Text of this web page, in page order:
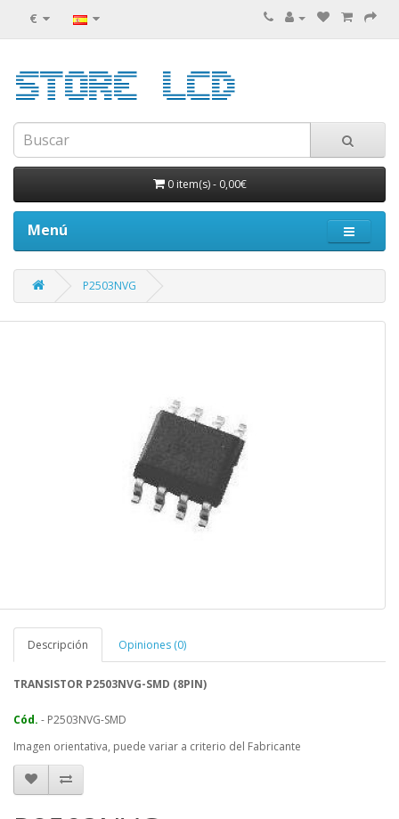
€
0 item(s)- 0,00€
Menú
P2503NVG
Descripción Opiniones (0)
TRANSISTOR P2503NVG-SMD (8PIN)
Cód. - P2503NVG-SMD
Imagen orientativa, puede variar a criterio del Fabricante